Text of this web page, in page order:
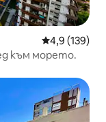
Средна
4,9 (139)
към морето.